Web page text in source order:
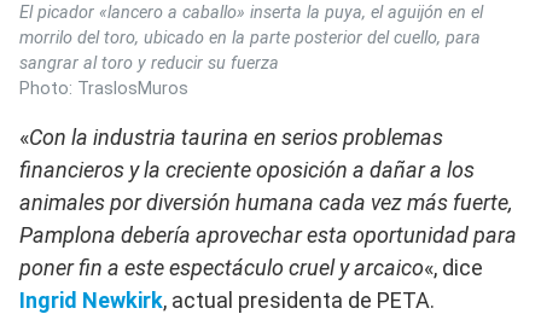
El picador «lancero a caballo» inserta la puya, el aguijón en el
morrilo del toro, ubicado en la parte posterior del cuello, para
sangrar al toro y reducir su fuerza
Photo: TraslosMuros
«Con la industria taurina en serios problemas
financieros y la creciente oposición a dañar a los
animales por diversión humana cada vez más fuerte,
Pamplona debería aprovechar esta oportunidad para
poner fin a este espectáculo cruel y arcaico«, dice
Ingrid Newkirk, actual presidenta de PETA.